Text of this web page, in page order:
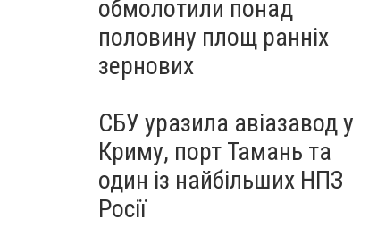
обмолотили понад
половину площ ранніх
зернових
СБУ уразила авіазавод у
Криму, порт Тамань та
один із найбільших НПЗ
Росії